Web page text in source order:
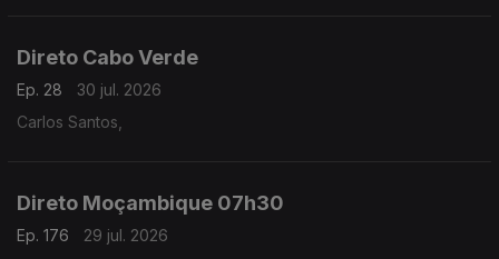
Direto Cabo Verde
Ep. 28
30 jul. 2026
Carlos Santos,
Direto Moçambique 07h30
Ep. 176
29 jul. 2026